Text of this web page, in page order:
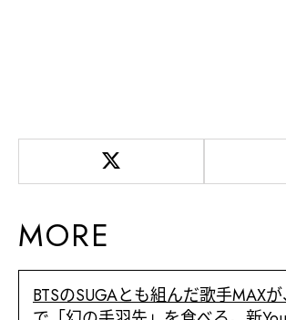
MORE
BTSのSUGAとも組んだ歌手MAX